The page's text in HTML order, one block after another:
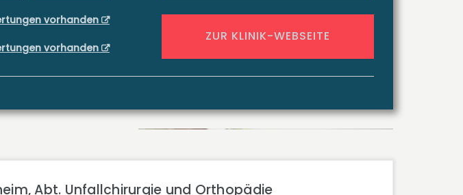
vorhanden
vorhanden
ZUR KLINIK-WEBSEITE
Abt. Unfallchirurgie und Orthopädie